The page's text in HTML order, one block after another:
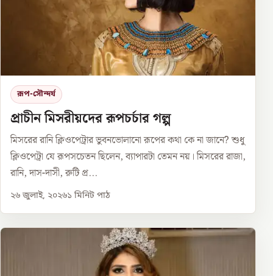
রূপ-সৌন্দর্য
প্রাচীন মিসরীয়দের রূপচর্চার গল্প
মিসরের রানি ক্লিওপেট্রার ভুবনভোলানো রূপের কথা কে না জানে? শুধু
ক্লিওপেট্রা যে রূপসচেতন ছিলেন, ব্যাপারটা তেমন নয়। মিসরের রাজা,
রানি, দাস-দাসী, রুটি প্র...
২৬ জুলাই, ২০২৬১ মিনিট পাঠ